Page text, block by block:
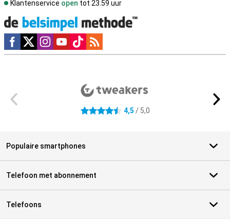
Klantenservice open tot 23.59 uur
Social media
4.5 sterren 4,5 / 5,0
Populaire smartphones
Telefoon met abonnement
Telefoons